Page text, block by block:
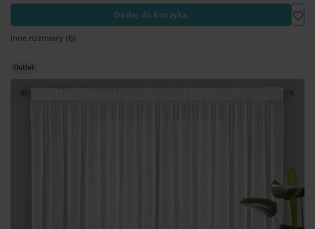
Dodaj do koszyka
Inne rozmiary(6)
Outlet